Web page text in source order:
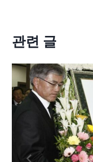
관련 글